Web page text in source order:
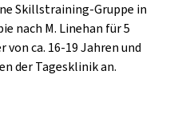
Skillstraining-Gruppe in
nach M. Linehan für 5
ca. 16-19 Jahren und
der Tagesklinik an.